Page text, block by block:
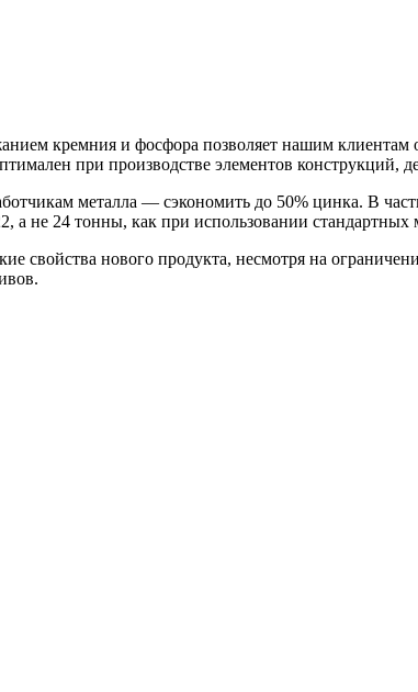
кремния и фосфора позволяет нашим клиентам
при производстве элементов конструкций,
металла — сэкономить до 50% цинка. В
а не 24 тонны, как при использовании стандартных
свойства нового продукта, несмотря на